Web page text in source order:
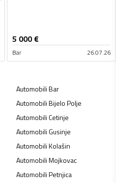
5 000€
Bar 26.07.26
AutomobiliBar
AutomobiliBijelo Polje
AutomobiliCetinje
AutomobiliGusinje
AutomobiliKolašin
AutomobiliMojkovac
AutomobiliPetnjica